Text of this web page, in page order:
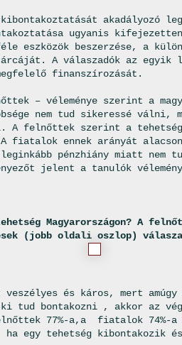
akadályozó
ugyanis
eszközök beszerzése, a
A válaszadók az egyik
finanszírozását.
– véleménye szerint a
nem tud sikeressé válni,
A felnőttek szerint a
fiatalok ennek arányát
pénzhiány miatt nem
jelent a tanulók
Magyarországon? A
(jobb oldali oszlop)
és káros, mert amúgy
tud bontakozni , akkor az
77%-a,a fiatalok 74%-
ha egy tehetség kibontakozik